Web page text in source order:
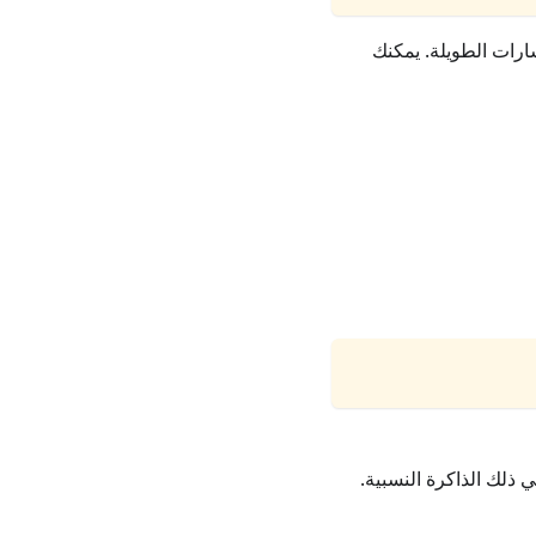
الطويلة. يمكنك
ذلك الذاكرة النسبية.